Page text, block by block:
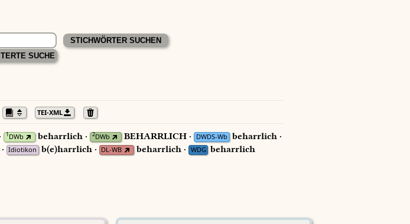
SUCHE
TEI-XML
1DWb beharrlich · 2DWb BEHARRLICH · DWDS-Wb beharrlich ·
Idiotikon b(e)harrlich · DL-WB beharrlich · WDG beharrlich